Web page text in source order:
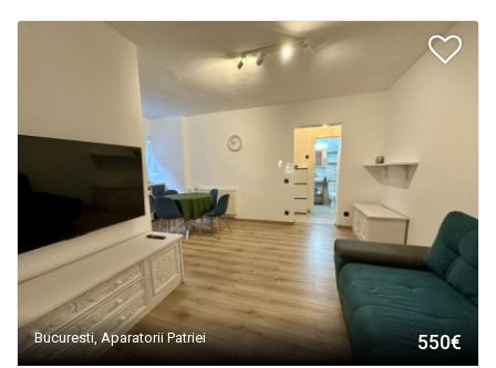
Bucuresti, Aparatorii Patriei 550€